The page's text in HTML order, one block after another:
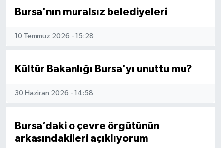
Bursa'nın muralsız belediyeleri
10 Temmuz 2026 - 15:28
Kültür Bakanlığı Bursa'yı unuttu mu?
30 Haziran 2026 - 14:58
Bursa’daki o çevre örgütünün
arkasındakileri açıklıyorum